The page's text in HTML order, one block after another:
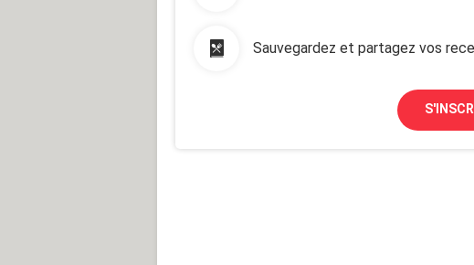
Sauvegardez et partagez vos